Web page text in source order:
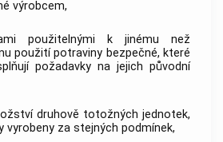
výrobcem,
použitelnými k jinému než
použití potraviny bezpečné, které
požadavky na jejich původní
druhově totožných jednotek,
vyrobeny za stejných podmínek,